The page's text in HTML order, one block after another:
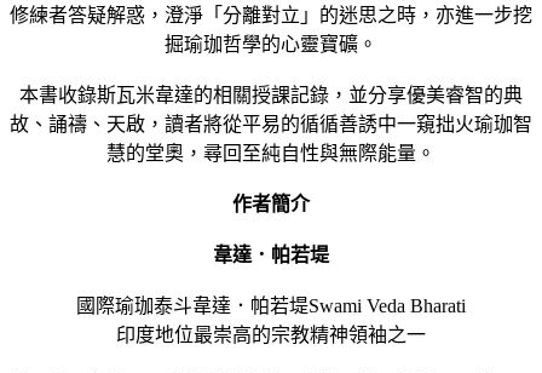
修練者答疑解惑，澄淨「分離對立」的迷思之時，亦進一步挖
掘瑜珈哲學的心靈寶礦。
本書收錄斯瓦米韋達的相關授課記錄，並分享優美睿智的典
故、誦禱、天啟，讀者將從平易的循循善誘中一窺拙火瑜珈智
慧的堂奧，尋回至純自性與無際能量。
作者簡介
韋達．帕若堤
國際瑜珈泰斗韋達．帕若堤Swami Veda Bharati
印度地位最崇高的宗教精神領袖之一